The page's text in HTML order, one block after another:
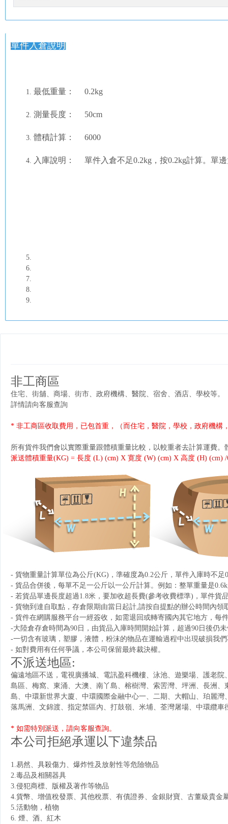
單件入倉說明
最低重量： 0.2kg
測量長度： 50cm
體積計算： 6000
入庫說明： 單件入倉不足0.2kg，按0.2kg計算。單
非工商區
住宅、街舖、商場、街市、政府機構、醫院、宿舍、酒店、學校等。
詳情請向客服查詢
* 非工商區收取費用，已包首重，（而住宅，醫院，學校，政府機構
所有貨件我們會以實際重量跟體積重量比較，以較重者去計算運費
派送體積重量(KG) = 長度 (L) (cm) X 寛度 (W) (cm) X 高度 (H) (cm) /
- 貨物重量計算單位為公斤(KG)，準確度為0.2公斤，單件入庫時不足
- 貨品合併後，每單不足一公斤以一公斤計算。例如：整單重量是
- 若貨品單邊長度超過1.8米，要加收超長費(參考收費標準)，單件貨
- 貨物到達自取點，存倉限期由當日起計,請按自提點的辦公時間內
- 貨件在網購服務平台一經簽收，如需退回或轉寄國內其它地方，每
-大陸倉存倉時間為90日，由貨品入庫時間開始計算，超過90日後仍
-一切含有玻璃，塑膠，液體，粉沫的物品在運輸過程中出現破損我
- 如對費用有任何爭議，本公司保留最終裁決權。
不派送地區:
偏遠地區不送，電視廣播城、電訊盈科機樓、泳池、遊樂場、護老
島區、梅窩、東涌、大澳、南丫島、榕樹灣、索罟灣、坪洲、長洲
島、中環新世界大廈、中環國際金融中心一、二期、大帽山、珀麗
落馬洲、文錦渡、指定禁區內、打鼓嶺、米埔、荃灣屠場、中環纜
* 如需特別派送，請向客服查詢。
本公司拒絕承運以下違禁品
1.易然、具殺傷力、爆炸性及放射性等危險物品
2.毒品及相關器具
3.侵犯商標、版權及著作等物品
4.貨幣、增值稅發票、其他稅票、有債證券、金銀財寶、古董級貴金
5.活動物，植物
6. 煙、酒、紅木